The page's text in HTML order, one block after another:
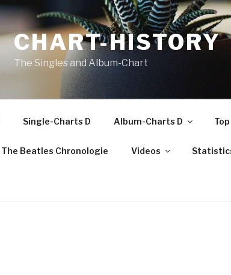
CHART-HISTORY
The Singles and Album-Chart
Single-Charts D Album-Charts D
The Beatles Chronologie Videos